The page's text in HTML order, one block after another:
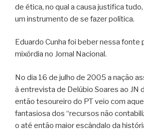
de ética, no qual a causa justifica
um instrumento de se fazer política.
Eduardo Cunha foi beber nessa fonte
mixórdia no Jornal Nacional.
No dia 16 de julho de 2005 a nação
à entrevista de Delúbio Soares ao JN
então tesoureiro do PT veio com
fantasiosa dos “recursos não
o até então maior escândalo da